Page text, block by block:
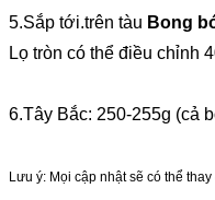
5.Sắp tới.trên tàu Bong
Lọ tròn có thể điều chỉnh
6.Tây Bắc: 250-255g (cả
Lưu ý: Mọi cập nhật sẽ có thể